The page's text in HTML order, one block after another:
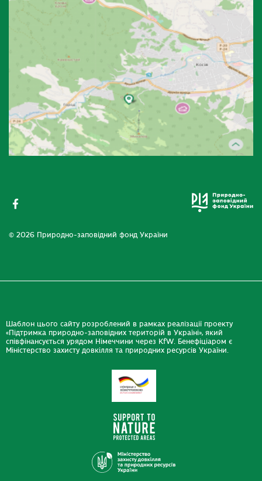
© 2026 Природно-заповідний фонд України
Шаблон цього сайту розроблений в рамках реалізації проекту
«Підтримка природно-заповідних територій в Україні», який
співфінансується урядом Німеччини через KfW. Бенефіціаром є
Міністерство захисту довкілля та природних ресурсів України.